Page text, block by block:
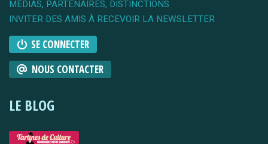
MÉDIAS, PARTENAIRES, DISTINCTIONS
INVITER DES AMIS À RECEVOIR LA NEWSLETTER
SE CONNECTER
NOUS CONTACTER
LE BLOG